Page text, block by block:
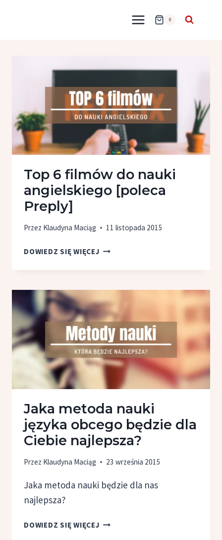
0
Top 6 filmów do nauki
angielskiego [poleca
Preply]
Przez Klaudyna Maciąg 11 listopada 2015
DOWIEDZ SIĘ WIĘCEJTOP
[POLECA
PREPLY]
Jaka metoda nauki
języka obcego będzie dla
Ciebie najlepsza?
Przez Klaudyna Maciąg 23 września 2015
Jaka metoda nauki będzie dla nas
najlepsza?
DOWIEDZ SIĘ WIĘCEJJAKA